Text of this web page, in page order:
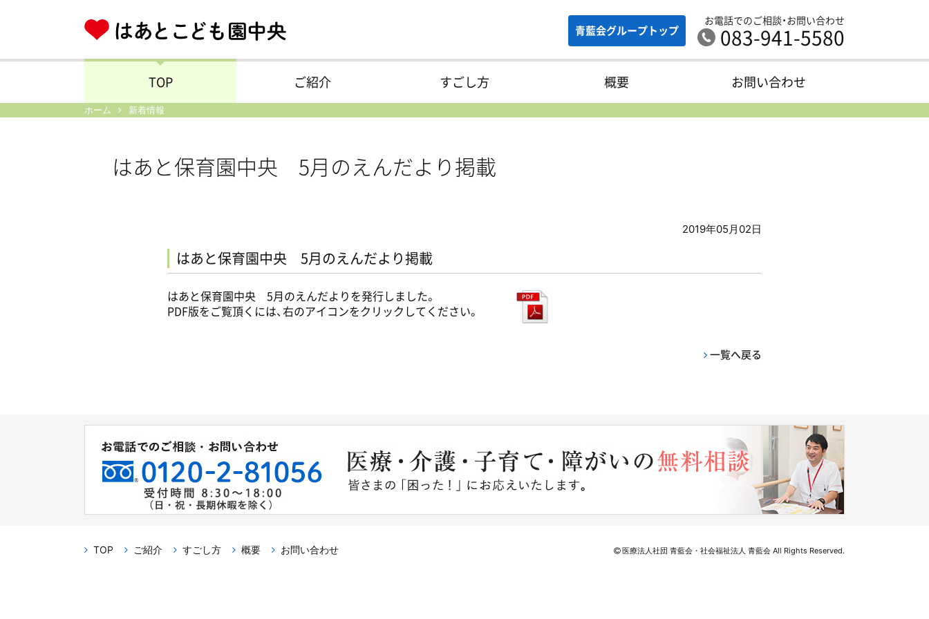
青藍会グループトップ
お電話でのご相談・お問い合わせ
083-941-5580
TOP ご紹介 すごし方 概要 お問い合わせ
ホーム 新着情報
はあと保育園中央 5月のえんだより掲載
2019年05月02日
はあと保育園中央 5月のえんだより掲載
はあと保育園中央 5月のえんだよりを発行しました。
PDF版をご覧頂くには、右のアイコンをクリックしてください。
一覧へ戻る
TOP ご紹介 すごし方 概要 お問い合わせ 医療法人社団 青藍会・社会福祉法人 青藍会 All Rights Reserved.